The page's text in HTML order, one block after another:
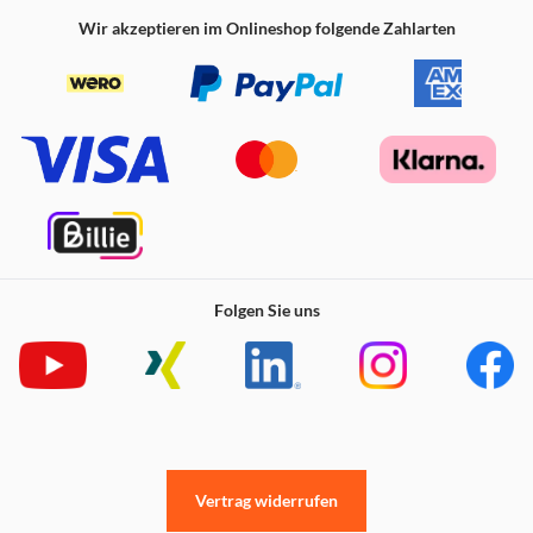
Mikrofone sind durchgängig aktiv und zwei zusätzliche
windig ist.
Dank Bluetooth-Multipoint kannst du dich gleichzeitig
und einem Tablet. Und wenn du AndroidTM- oder
Windows-Anwender:in bist, kannst du mit Google Fast
Verbindung herstellen.
Mit einer Akkulaufzeit von bis zu 7 Stunden und mit bis zu
Anruf bis zum letzten Musiktitel reibungslos verläuft. Mit
Schnellladefunktion
Präzise abgestimmte 6 mm große Lautsprecher der Jabra
Kopfhörer sorgt für bequemes Tragen den ganzen Tag
über. Wasser- und staubbeständig (nach Schutzart IP55)
Wir akzeptieren im Onlineshop folgende Zahlarten
Folgen Sie uns
Vertrag widerrufen